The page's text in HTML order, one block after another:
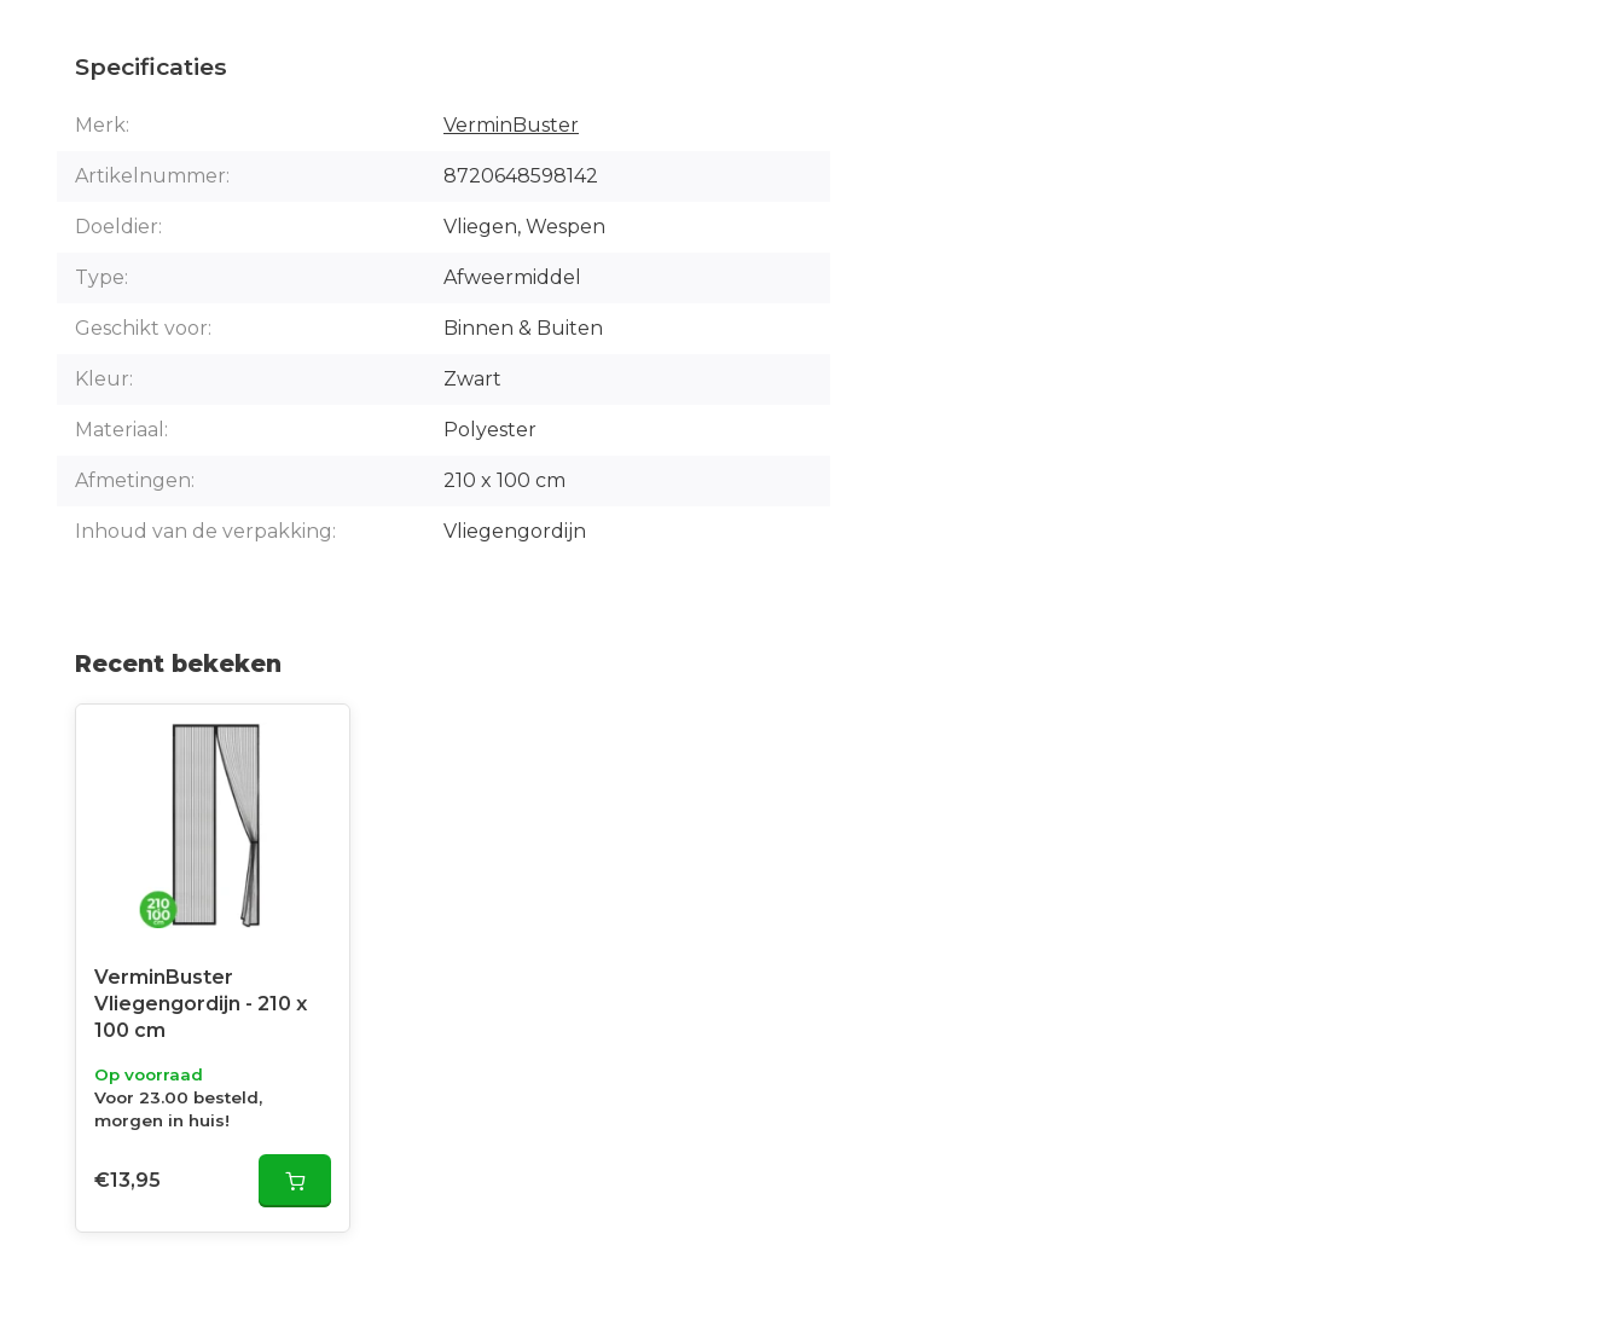
Specificaties
Merk: VerminBuster
Artikelnummer: 8720648598142
Doeldier: Vliegen, Wespen
Type: Afweermiddel
Geschikt voor: Binnen & Buiten
Kleur: Zwart
Materiaal: Polyester
Afmetingen: 210 x 100 cm
Inhoud van de verpakking: Vliegengordijn
Recent bekeken
VerminBuster
Vliegengordijn - 210 x
100 cm
Op voorraad
Voor 23.00 besteld,
morgen in huis!
€13,95